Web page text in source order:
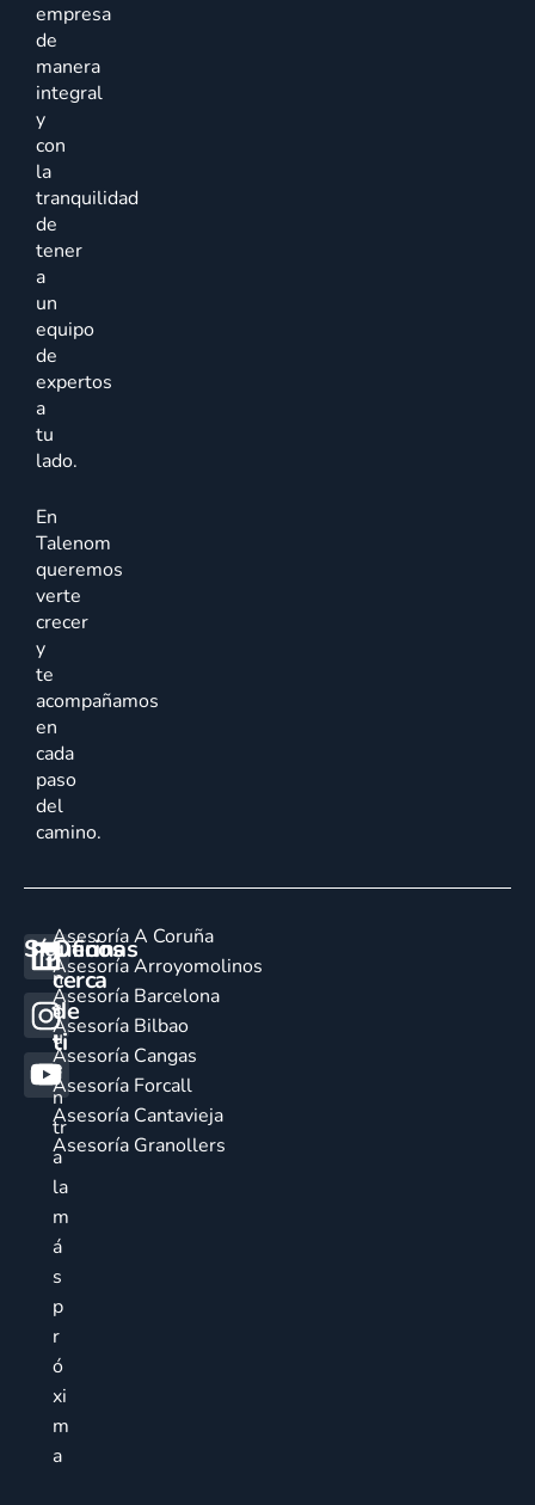
empresa
de
manera
integral
y
con
la
tranquilidad
de
tener
a
un
equipo
de
expertos
a
tu
lado.
En
Talenom
queremos
verte
crecer
y
te
acompañamos
en
cada
paso
del
camino.
Síguenos
Oficinas
cerca
de
ti
E
n
c
u
e
n
tr
a
la
m
á
s
p
r
ó
xi
m
a
Asesoría A Coruña
Asesoría Arroyomolinos
Asesoría Barcelona
Asesoría Bilbao
Asesoría Cangas
Asesoría Forcall
Asesoría Cantavieja
Asesoría Granollers